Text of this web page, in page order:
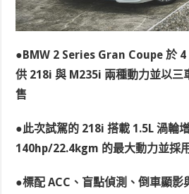
●BMW 2 Series Gran Coupe 於
供 218i 與 M235i 兩種動力並以三
售
●此次試駕的 218i 搭載 1.5L 渦輪
140hp/22.4kgm 的最大動力並採
●標配 ACC、盲點偵測、倒車顯影